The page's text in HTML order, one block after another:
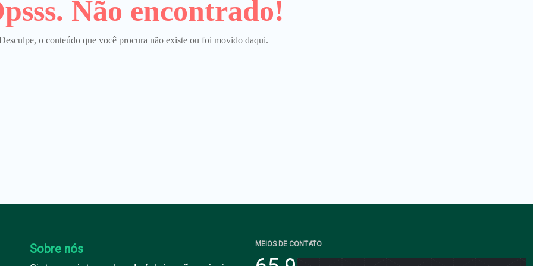
Não encontrado!
o conteúdo que você procura não existe ou foi movido daqui.
Sobre nós MEIOS DE CONTATO